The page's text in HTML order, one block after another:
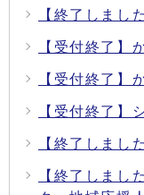
【終了しまし
【受付終了】
【受付終了】
【受付終了】
【終了しまし
【終了しまし